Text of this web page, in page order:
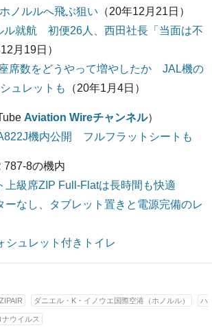
ノルルへ飛ぶ狙い （20年12月21日）
ル就航 初便26人、西田社長「当面は不
月19日）
席数をどうやって増やしたか JAL機の
ュレットも
（20年1月4日）
Aviation Wireチャンネル）
機内公開 フルフラットシートも
787-8の機内
上級席ZIP Full-Flatは長時間も快適
ーなし、タブレット置きと電源完備のレ
シュレット付きトイレ
ZIPAIR ダニエル・K・イノウエ国際空港（ホノルル） ハ
ナウイルス